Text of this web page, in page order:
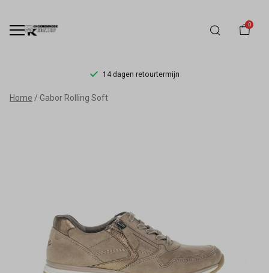
0
14 dagen retourtermijn
Gabor
Kerkhof
Home Gabor Rolling Soft